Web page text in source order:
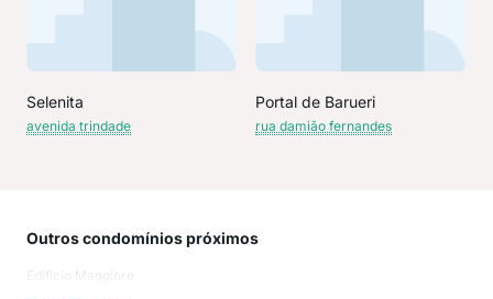
Selenita
avenida trindade
Portal de Barueri
rua damião fernandes
Outros condomínios próximos
Edifício Maggiore